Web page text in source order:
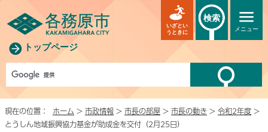
トップページ
メニュー
いざとい
うときに
検索
現在の位置： ホーム > 市政情報 > 市長の部屋 > 市長の動き > 令和2年度 >
とうしん地域振興協力基金が助成金を交付（2月25日）